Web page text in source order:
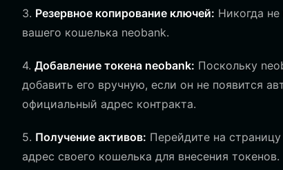
3. Резервное копирование ключей: Никогда
вашего кошелька neobank.
4. Добавление токена neobank: Поскольку
добавить его вручную, если он не появится
официальный адрес контракта.
5. Получение активов: Перейдите на
адрес своего кошелька для внесения токенов.